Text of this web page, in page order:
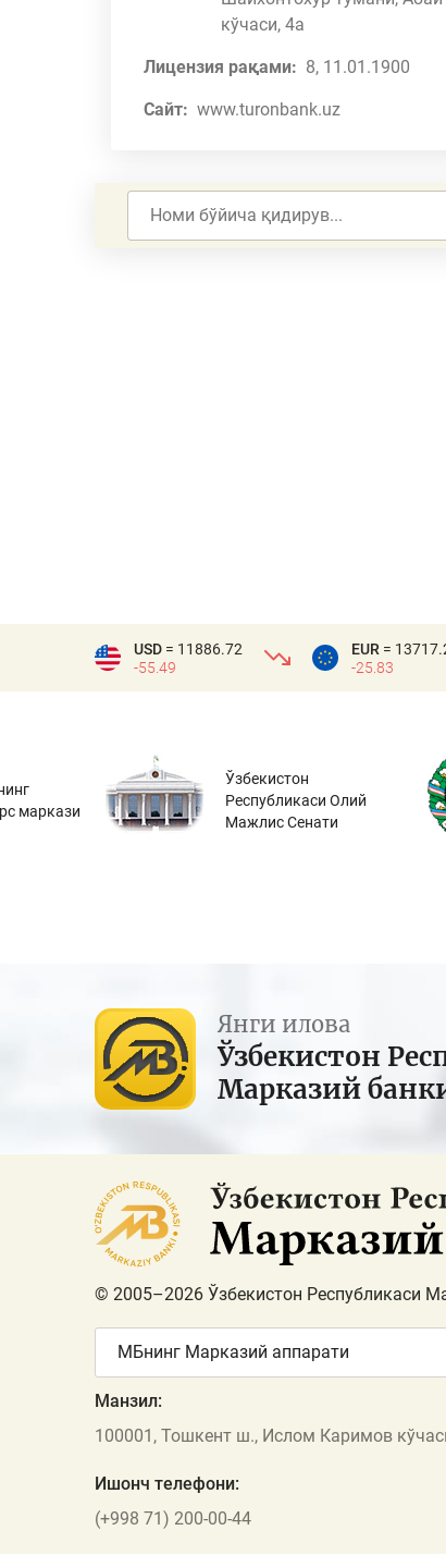
кўчаси, 4а
Лицензия рақами: 8, 11.01.1900
Сайт: www.turonbank.uz
USD = 11886.72
-55.49
EUR =
-25.83
маркази
Ўзбекистон
Республикаси Олий
Мажлис Сенати
Янги илова
Ўзбекистон
Марказий
© 2005–2026 Ўзбекистон Республикаси
МБнинг Марказий аппарати
Манзил:
100001, Тошкент ш., Ислом Каримов
Ишонч телефони:
(+998 71) 200-00-44